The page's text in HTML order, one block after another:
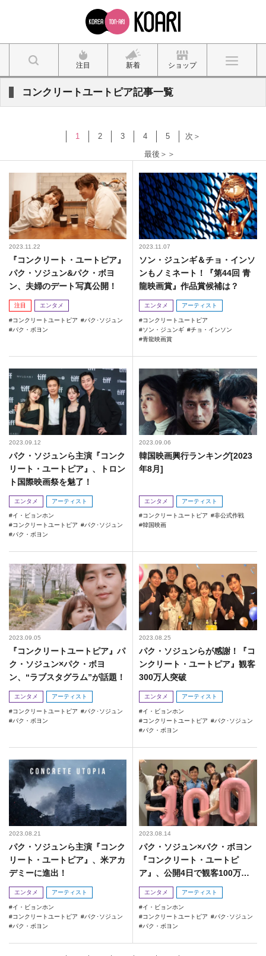
注目 新着 ショップ
コンクリートユートピア記事一覧
1 2 3 4 5
次＞
最後＞＞
2023.11.22
『コンクリート・ユートピア』
パク・ソジュン&パク・ボヨ
ン、夫婦のデート写真公開！
注目 エンタメ
コンクリートユートピア
パク･ソジュン
パク・ボヨン
2023.11.07
ソン・ジュンギ＆チョ・インソ
ンもノミネート！『第44回 青
龍映画賞』作品賞候補は？
エンタメ アーティスト
コンクリートユートピア
ソン・ジュンギ
チョ・インソン
青龍映画賞
2023.09.12
パク・ソジュンら主演『コンク
リート・ユートピア』、トロン
ト国際映画祭を魅了！
エンタメ アーティスト
イ・ビョンホン
コンクリートユートピア
パク･ソジュン
パク・ボヨン
2023.09.06
韓国映画興行ランキング[2023
年8月]
エンタメ アーティスト
コンクリートユートピア
非公式作戦
韓国映画
2023.09.05
『コンクリートユートピア』パ
ク・ソジュン×パク・ボヨ
ン、“ラブスタグラム”が話題！
エンタメ アーティスト
コンクリートユートピア
パク･ソジュン
パク・ボヨン
2023.08.25
パク・ソジュンらが感謝！『コ
ンクリート・ユートピア』観客
300万人突破
エンタメ アーティスト
イ・ビョンホン
コンクリートユートピア
パク･ソジュン
パク・ボヨン
2023.08.21
パク・ソジュンら主演『コンク
リート・ユートピア』、米アカ
デミーに進出！
エンタメ アーティスト
イ・ビョンホン
コンクリートユートピア
パク･ソジュン
パク・ボヨン
2023.08.14
パク・ソジュン×パク・ボヨン
『コンクリート・ユートピ
ア』、公開4日で観客100万人
突破！
エンタメ アーティスト
イ・ビョンホン
コンクリートユートピア
パク･ソジュン
パク・ボヨン